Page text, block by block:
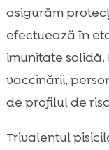
asigurăm
efectuează în
imunitate
vaccinării,
de profilul de
Trivalentul